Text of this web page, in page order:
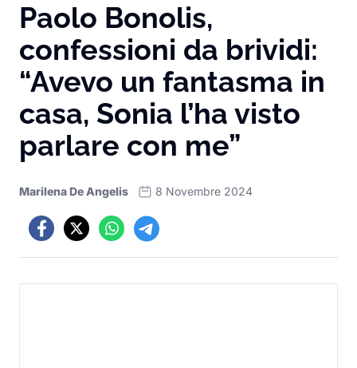
Paolo Bonolis,
confessioni da brividi:
“Avevo un fantasma in
casa, Sonia l’ha visto
parlare con me”
Marilena De Angelis 8 Novembre 2024